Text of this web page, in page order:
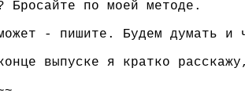
Бросайте по моей методе.
- пишите. Будем думать и
выпуске я кратко